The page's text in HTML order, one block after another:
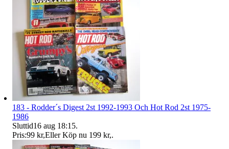
183 - Rodder´s Digest 2st 1992-1993 Och Hot Rod 2st 1975-
1986
Sluttid16 aug 18:15.
Pris:99 kr,Eller Köp nu 199 kr,.